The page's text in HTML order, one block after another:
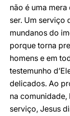
não é uma
ser. Um serviço
mundanos do
porque torna
homens e em
testemunho
delicados. Ao
na
serviço, Jesus